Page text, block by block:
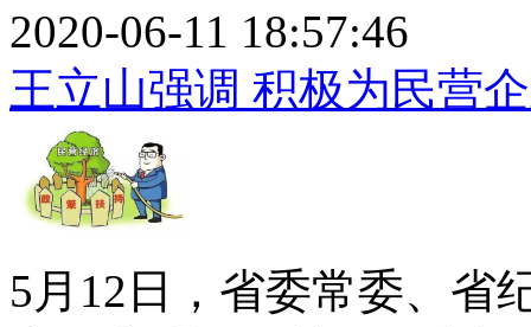
2020-06-11 18:57:46
王立山强调 积极为民营
5月12日，省委常委、省